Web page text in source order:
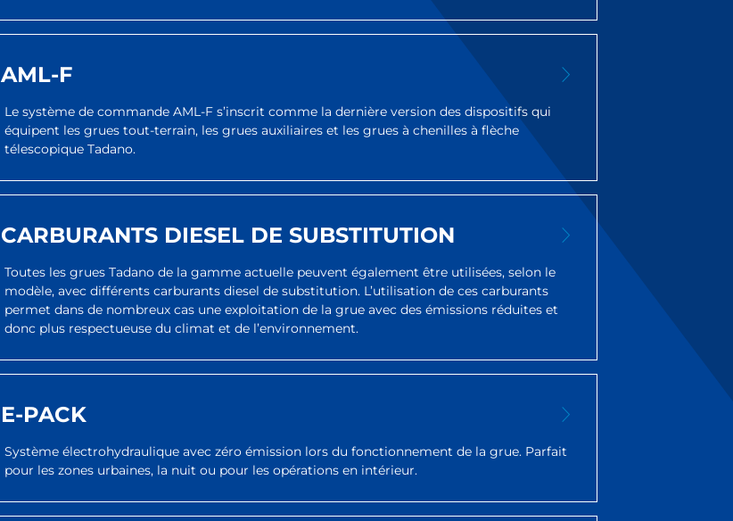
AML-F
Le système de commande AML-F s’inscrit comme la dernière version des dispositifs qui
équipent les grues tout-terrain, les grues auxiliaires et les grues à chenilles à flèche
télescopique Tadano.
CARBURANTS DIESEL DE SUBSTITUTION
Toutes les grues Tadano de la gamme actuelle peuvent également être utilisées, selon le
modèle, avec différents carburants diesel de substitution. L’utilisation de ces carburants
permet dans de nombreux cas une exploitation de la grue avec des émissions réduites et
donc plus respectueuse du climat et de l’environnement.
E-PACK
Système électrohydraulique avec zéro émission lors du fonctionnement de la grue. Parfait
pour les zones urbaines, la nuit ou pour les opérations en intérieur.